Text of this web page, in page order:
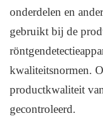
onderdelen en
gebruikt bij de
kwaliteitsnormen.
productkwaliteit
gecontroleerd.